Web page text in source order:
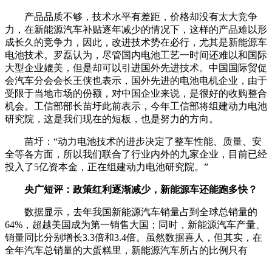
产品品质不够，技术水平有差距，价格却没有太大竞争
力，在新能源汽车补贴逐年减少的情况下，这样的产品难以形
成长久的竞争力，因此，改进技术势在必行，尤其是新能源车
电池技术。罗磊认为，尽管国内电池工艺一时间还难以和国际
大型企业媲美，但是却可以引进国外先进技术。中国国际贸促
会汽车分会会长王侠也表示，国外先进的电池电机企业，由于
受限于当地市场的份额，对中国企业来说，是很好的收购整合
机会。工信部部长苗圩此前表示，今年工信部将组建动力电池
研究院，这是我们现在的短板，也是努力的方向。
苗圩：“动力电池技术的进步决定了整车性能、质量、安
全等各方面，所以我们联合了行业内外的九家企业，目前已经
投入了5亿资本金，正在组建动力电池研究院。”
央广短评：政策红利逐渐减少，新能源车还能跑多快？
数据显示，去年我国新能源汽车销量占到全球总销量的
64%，超越美国成为第一销售大国；同时，新能源汽车产量、
销量同比分别增长3.3倍和3.4倍。虽然数据喜人，但其实，在
全年汽车总销量的大蛋糕里，新能源汽车所占的比例只有